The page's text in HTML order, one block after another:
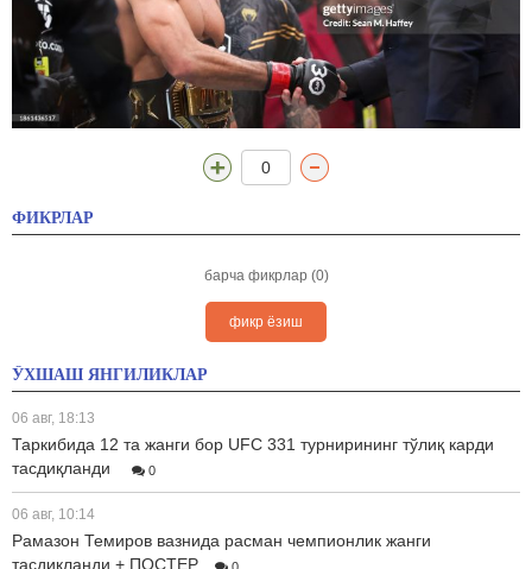
0
ФИКРЛАР
барча фикрлар (0)
фикр ёзиш
ЎХШАШ ЯНГИЛИКЛАР
06 авг, 18:13
Таркибида 12 та жанги бор UFC 331 турнирининг тўлиқ карди
тасдиқланди
0
06 авг, 10:14
Рамазон Темиров вазнида расман чемпионлик жанги
тасдиқланди + ПОСТЕР